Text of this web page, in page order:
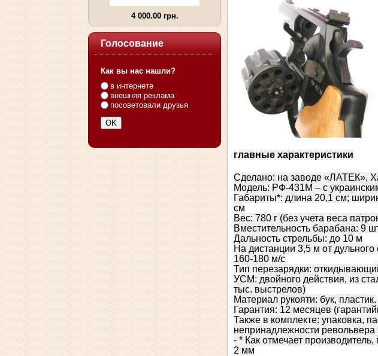
4 000.00 грн.
Голосование
Как вы нас нашли?
в интернете
внешняя реклама
посоветовали друзья
главные характеристики
Сделано: на заводе «ЛАТЕК»,
Модель: РФ-431М – с
Габариты*: длина 20,1 см;
см
Вес: 780 г (без учета веса
Вместительность барабана: 9
Дальность стрельбы: до 10 м
На дистанции 3,5 м от
160-180 м/c
Тип перезарядки:
УСМ: двойного действия, из
тыс. выстрелов)
Материал рукояти: бук, пластик.
Гарантия: 12 месяцев
Также в комплекте: упаковка,
непринадлежности
- * Как отмечает
2 мм